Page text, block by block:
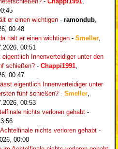
er einen wichtigen - ramondub
00:48
hält er einen wichtigen - Smeller
00:51
eigentlich Innenverteidiger unter den
schießen? - Chappi1991
00:47
eigentlich Innenverteidiger unter
fünf schießen? - Smeller
00:53
nichts verloren gehabt -
nichts verloren gehabt -
00:00